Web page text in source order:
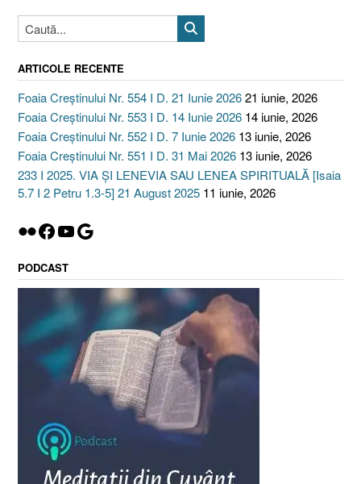
ARTICOLE RECENTE
Foaia Creștinului Nr. 554 I D. 21 Iunie 202621 iunie, 2026
Foaia Creștinului Nr. 553 I D. 14 Iunie 2026 14 iunie, 2026
Foaia Creștinului Nr. 552 I D. 7 Iunie 2026 13 iunie, 2026
Foaia Creștinului Nr. 551 I D. 31 Mai 2026 13 iunie, 2026
233 I 2025. VIA ȘI LENEVIA SAU LENEA SPIRITUALĂ [Isaia
5.7 I 2 Petru 1.3-5] 21 August 2025 11 iunie, 2026
Flickr
Facebook
YouTube
Google
PODCAST